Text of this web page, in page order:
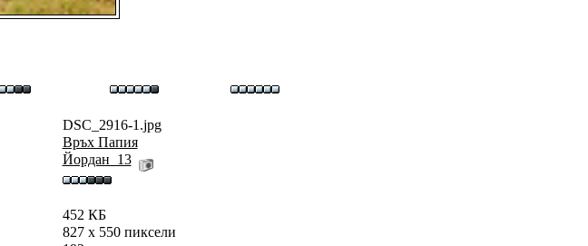
DSC_2916-1.jpg
Връх Папия
Йордан_13
452 КБ
827 x 550 пиксели